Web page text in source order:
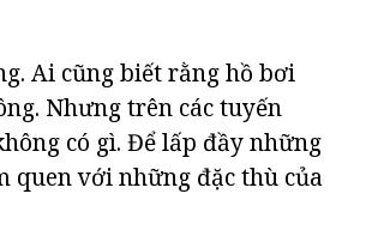
Ai cũng biết rằng hồ bơi
Nhưng trên các tuyến
có gì. Để lấp đầy những
quen với những đặc thù của